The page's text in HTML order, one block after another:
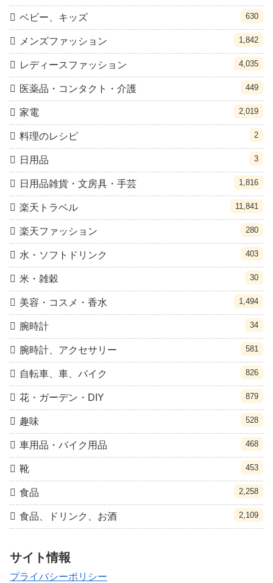
ベビー、キッズ 630
メンズファッション 1,842
レディースファッション 4,035
医薬品・コンタクト・介護 449
家電 2,019
料理のレシピ 2
日用品 3
日用品雑貨・文房具・手芸 1,816
楽天トラベル 11,841
楽天ファッション 280
水・ソフトドリンク 403
米・雑穀 30
美容・コスメ・香水 1,494
腕時計 34
腕時計、アクセサリー 581
自転車、車、バイク 826
花・ガーデン・DIY 879
趣味 528
車用品・バイク用品 468
靴 453
食品 2,258
食品、ドリンク、お酒 2,109
サイト情報
プライバシーポリシー